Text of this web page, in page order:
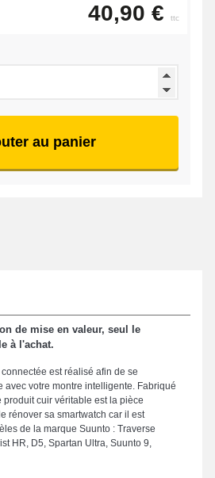
40,90 € ttc
au panier
de mise en valeur, seul le
à l'achat.
est réalisé afin de se
avec votre montre intelligente. Fabriqué
cuir véritable est la pièce
rénover sa smartwatch car il est
de la marque Suunto : Traverse
HR, D5, Spartan Ultra, Suunto 9,